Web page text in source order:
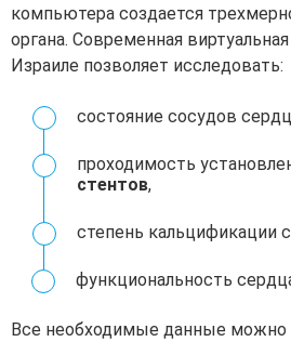
компьютера создается
органа. Современная
Израиле позволяет исследовать:
состояние сосудов
проходимость
стентов,
степень кальцификации
функциональность
Все необходимые данные